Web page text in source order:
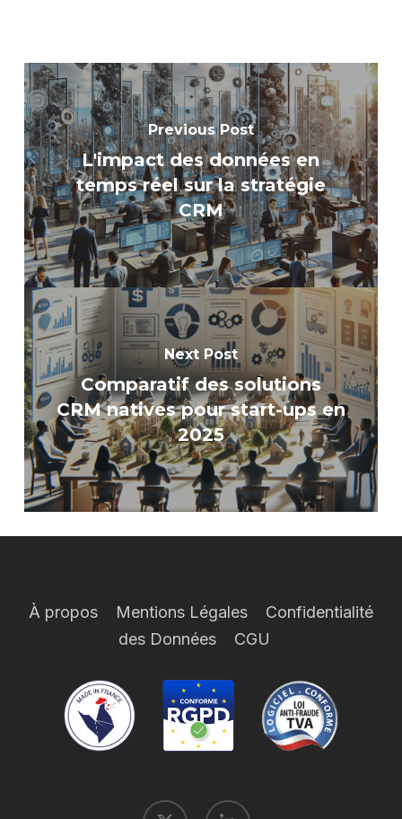
Previous Post
L'impact des données en
temps réel sur la stratégie
CRM
Next Post
Comparatif des solutions
CRM natives pour start-ups en
2025
À propos Mentions Légales
Confidentialité
des Données
CGU
x- linkedin